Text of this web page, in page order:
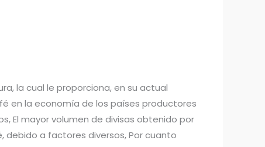
la cual le proporciona, en su actual
en la economía de los países productores
El mayor volumen de divisas obtenido por
debido a factores diversos, Por cuanto